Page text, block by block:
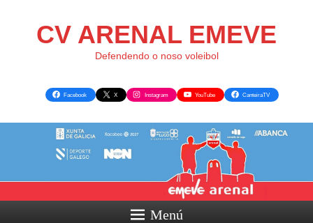
CV ARENAL EMEVE
Defendendo o noso voleibol
Facebook X Instagram YouTube CanteiraTV
Menú